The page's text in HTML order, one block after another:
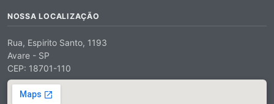
NOSSA LOCALIZAÇÃO
Rua, Espirito Santo, 1193
Avare - SP
CEP: 18701-110